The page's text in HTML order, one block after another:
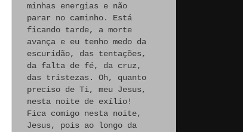
minhas energias e não
parar no caminho. Está
ficando tarde, a morte
avança e eu tenho medo da
escuridão, das tentações,
da falta de fé, da cruz,
das tristezas. Oh, quanto
preciso de Ti, meu Jesus,
nesta noite de exílio!
Fica comigo nesta noite,
Jesus, pois ao longo da